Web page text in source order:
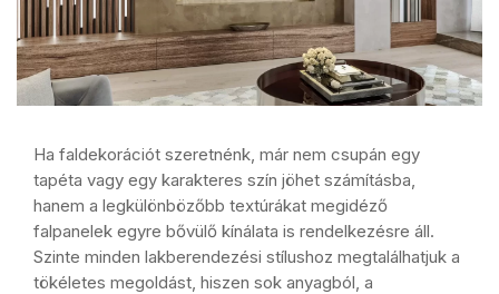
Ha faldekorációt szeretnénk, már nem csupán egy
tapéta vagy egy karakteres szín jöhet számításba,
hanem a legkülönbözőbb textúrákat megidéző
falpanelek egyre bővülő kínálata is rendelkezésre áll.
Szinte minden lakberendezési stílushoz megtalálhatjuk a
tökéletes megoldást, hiszen sok anyagból, a